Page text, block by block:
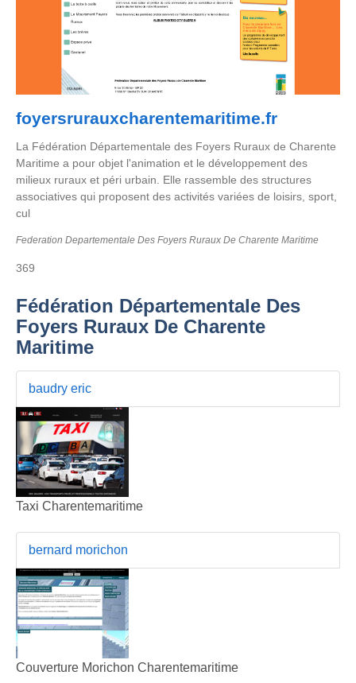
foyersrurauxcharentemaritime.fr
La Fédération Départementale des Foyers Ruraux de Charente
Maritime a pour objet l'animation et le développement des
milieux ruraux et péri urbain. Elle rassemble des structures
associatives qui proposent des activités variées de loisirs, sport,
cul
Federation Departementale Des Foyers Ruraux De Charente Maritime
369
Fédération Départementale Des
Foyers Ruraux De Charente
Maritime
baudry eric
Taxi Charentemaritime
bernard morichon
Couverture Morichon Charentemaritime